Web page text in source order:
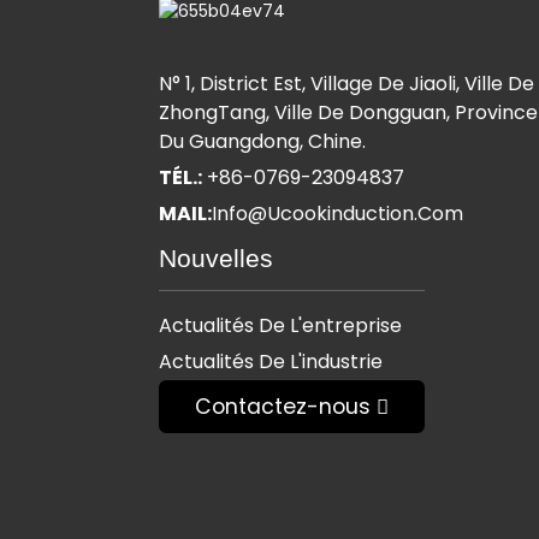
N° 1, District Est, Village De Jiaoli, Ville De
ZhongTang, Ville De Dongguan, Province
Du Guangdong, Chine.
TÉL.: +86-0769-23094837
MAIL:Info@ucookinduction.com
Nouvelles
Actualités De L'entreprise
Actualités De L'industrie
Contactez-nous